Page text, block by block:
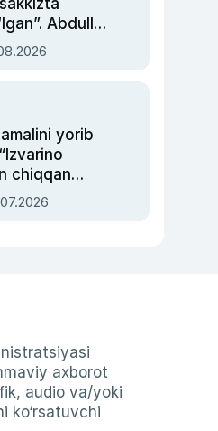
Abdulla
asrab
yorib
chiqqan
Ukraina
axborot
audio va/yoki
ko‘rsatuvchi